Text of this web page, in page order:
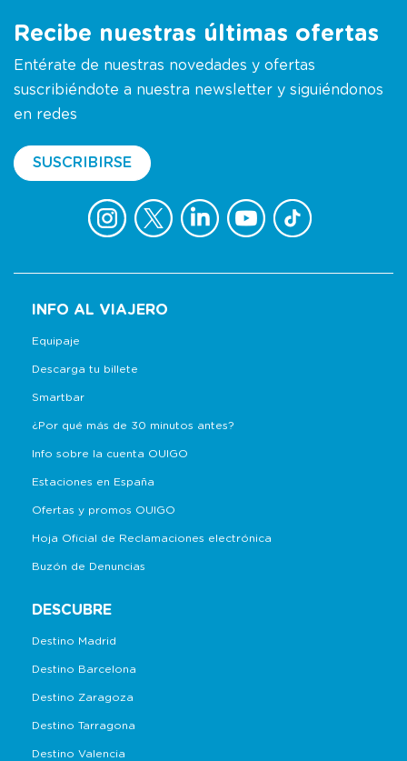
Recibe nuestras últimas ofertas
Entérate de nuestras novedades y ofertas
suscribiéndote a nuestra newsletter y siguiéndonos
en redes
SUSCRIBIRSE
INFO AL VIAJERO
Equipaje
Descarga tu billete
Smartbar
¿Por qué más de 30 minutos antes?
Info sobre la cuenta OUIGO
Estaciones en España
Ofertas y promos OUIGO
Hoja Oficial de Reclamaciones electrónica
Buzón de Denuncias
DESCUBRE
Destino Madrid
Destino Barcelona
Destino Zaragoza
Destino Tarragona
Destino Valencia